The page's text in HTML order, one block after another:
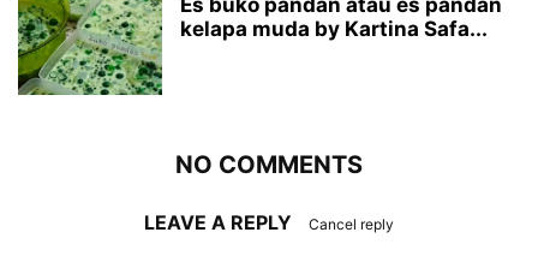
Es buko pandan atau es pandan
kelapa muda by Kartina Safa...
NO COMMENTS
LEAVE A REPLY Cancel reply